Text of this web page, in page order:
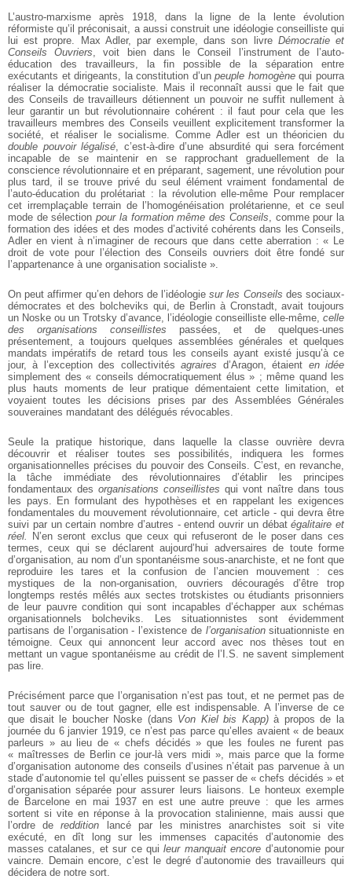
L’austro-marxisme après 1918, dans la ligne de la lente évolution
réformiste qu’il préconisait, a aussi construit une idéologie conseilliste qui
lui est propre. Max Adler, par exemple, dans son livre Démocratie et
Conseils Ouvriers,
voit bien dans le Conseil l’instrument de l’auto-
éducation des travailleurs, la fin possible de la séparation entre
exécutants et dirigeants, la constitution d’unpeuple homogènequi pourra
réaliser la démocratie socialiste. Mais il reconnaît aussi que le fait que
des Conseils de travailleurs détiennent un pouvoir ne suffit nullement à
leur garantir un but révolutionnaire cohérent : il faut pour cela que les
travailleurs membres des Conseils veuillent explicitement transformer la
société, et réaliser le socialisme. Comme Adler est un théoricien du
double pouvoir légalisé, c’est-à-dire d’une absurdité qui sera forcément
incapable de se maintenir en se rapprochant graduellement de la
conscience révolutionnaire et en préparant, sagement, une révolution pour
plus tard, il se trouve privé du seul élément vraiment fondamental de
l’auto-éducation du prolétariat : la révolution elle-même Pour remplacer
cet irremplaçable terrain de l’homogénéisation prolétarienne, et ce seul
mode de sélectionpour la formation même des Conseils, comme pour la
formation des idées et des modes d’activité cohérents dans les Conseils,
Adler en vient à n’imaginer de recours que dans cette aberration : « Le
droit de vote pour l’élection des Conseils ouvriers doit être fondé sur
l’appartenance à une organisation socialiste ».
On peut affirmer qu’en dehors de l’idéologiesur les Conseils des sociaux-
démocrates et des bolcheviks qui, de Berlin à Cronstadt, avait toujours
un Noske ou un Trotsky d’avance, l’idéologie conseilliste elle-même, celle
des organisations conseillistes passées, et de quelques-unes
présentement, a toujours quelques assemblées générales et quelques
mandats impératifs de retard tous les conseils ayant existé jusqu’à ce
jour, à l’exception des collectivitésagraires d’Aragon, étaient en idée
simplement des « conseils démocratiquement élus » ; même quand les
plus hauts moments de leur pratique démentaient cette limitation, et
voyaient toutes les décisions prises par des Assemblées Générales
souveraines mandatant des délégués révocables.
Seule la pratique historique, dans laquelle la classe ouvrière devra
découvrir et réaliser toutes ses possibilités, indiquera les formes
organisationnelles précises du pouvoir des Conseils. C’est, en revanche,
la tâche immédiate des révolutionnaires d’établir les principes
fondamentaux des organisations conseillistes qui vont naître dans tous
les pays. En formulant des hypothèses et en rappelant les exigences
fondamentales du mouvement révolutionnaire, cet article - qui devra être
suivi par un certain nombre d’autres - entend ouvrir un débatégalitaire et
réel.
N’en seront exclus que ceux qui refuseront de le poser dans ces
termes, ceux qui se déclarent aujourd’hui adversaires de toute forme
d’organisation, au nom d’un spontanéisme sous-anarchiste, et ne font que
reproduire les tares et la confusion de l’ancien mouvement : ces
mystiques de la non-organisation, ouvriers découragés d’être trop
longtemps restés mêlés aux sectes trotskistes ou étudiants prisonniers
de leur pauvre condition qui sont incapables d’échapper aux schémas
organisationnels bolcheviks. Les situationnistes sont évidemment
partisans de l’organisation - l’existence de l’organisationsituationniste en
témoigne. Ceux qui annoncent leur accord avec nos thèses tout en
mettant un vague spontanéisme au crédit de l’I.S. ne savent simplement
pas lire.
Précisément parce que l’organisation n’est pas tout, et ne permet pas de
tout sauver ou de tout gagner, elle est indispensable. A l’inverse de ce
que disait le boucher Noske (dans Von Kiel bis Kapp)à propos de la
journée du 6 janvier 1919, ce n’est pas parce qu’elles avaient « de beaux
parleurs » au lieu de « chefs décidés » que les foules ne furent pas
« maîtresses de Berlin ce jour-là vers midi », mais parce que la forme
d’organisation autonome des conseils d’usines n’était pas parvenue à un
stade d’autonomie tel qu’elles puissent se passer de « chefs décidés » et
d’organisation séparée pour assurer leurs liaisons. Le honteux exemple
de Barcelone en mai 1937 en est une autre preuve : que les armes
sortent si vite en réponse à la provocation stalinienne, mais aussi que
l’ordre dereddition
lancé par les ministres anarchistes soit si vite
exécuté, en dît long sur les immenses capacités d’autonomie des
masses catalanes, et sur ce quileur manquait encore d’autonomie pour
vaincre. Demain encore, c’est le degré d’autonomie des travailleurs qui
décidera de notre sort.